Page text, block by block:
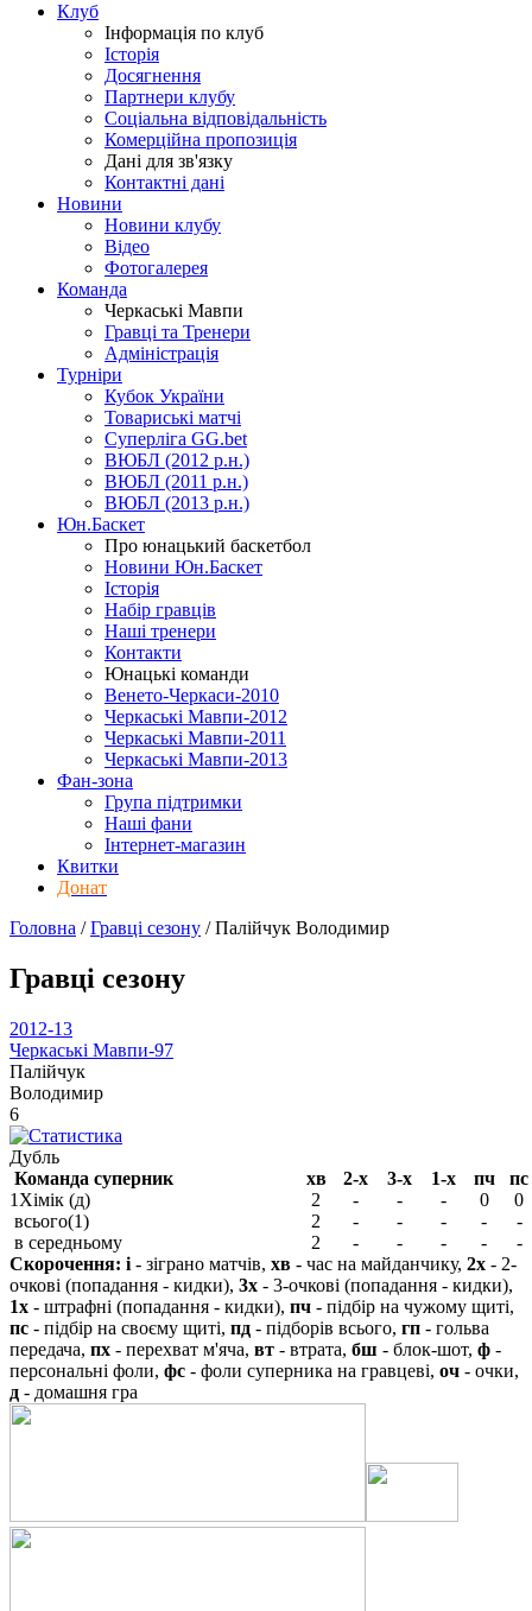
Клуб
Інформація по клуб
Історія
Досягнення
Партнери клубу
Соціальна відповідальність
Комерційна пропозиція
Дані для зв'язку
Контактні дані
Новини
Новини клубу
Відео
Фотогалерея
Команда
Черкаські Мавпи
Гравці та Тренери
Адміністрація
Турніри
Кубок України
Товариські матчі
Суперліга GG.bet
ВЮБЛ (2012 р.н.)
ВЮБЛ (2011 р.н.)
ВЮБЛ (2013 р.н.)
Юн.Баскет
Про юнацький баскетбол
Новини Юн.Баскет
Історія
Набір гравців
Наші тренери
Контакти
Юнацькі команди
Венето-Черкаси-2010
Черкаські Мавпи-2012
Черкаські Мавпи-2011
Черкаські Мавпи-2013
Фан-зона
Група підтримки
Наші фани
Інтернет-магазин
Квитки
Донат
Головна /Гравці сезону /Палійчук Володимир
Гравці сезону
2012-13
Черкаські Мавпи-97
Палійчук
Володимир
6
Дубль
Команда суперник
хв 2-х 3-х 1-х пч
пс
1 Хімік (д) 2 - - - 0
0
всього(1)
2 - - - -
-
в середньому
2 - - - -
-
Скорочення: і - зіграно матчів, хв - час на майданчику, 2х - 2-
очкові (попадання - кидки), 3х - 3-очкові (попадання - кидки),
1х - штрафні (попадання - кидки), пч - підбір на чужому щиті,
пс - підбір на своєму щиті, пд - підборів всього, гп - гольва
передача, пх - перехват м'яча, вт - втрата, бш - блок-шот, ф -
персональні фоли, фс - фоли суперника на гравцеві, оч - очки,
д - домашня гра